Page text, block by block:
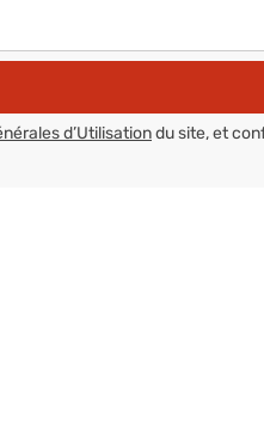
d’Utilisationdu site, et